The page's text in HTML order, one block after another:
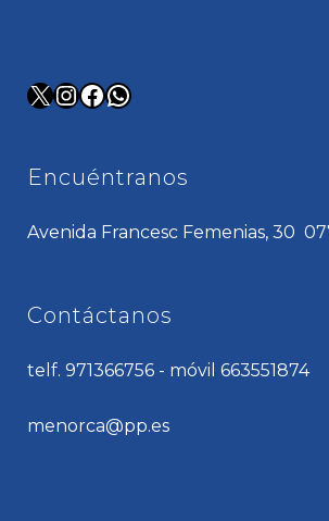
X Instagram
Facebook
WhatsApp
Encuéntranos
Avenida Francesc Femenias, 30
Contáctanos
telf. 971366756 - móvil 663551874
menorca@pp.es